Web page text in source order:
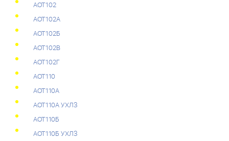
АОТ102
АОТ102А
АОТ102Б
АОТ102В
АОТ102Г
АОТ110
АОТ110А
АОТ110А УХЛЗ
АОТ110Б
АОТ110Б УХЛЗ